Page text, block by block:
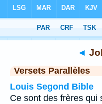
Chapitre 41 > Verset 17
◄
Versets Parallèles
Louis Segond Bible
Ce sont des frères qui